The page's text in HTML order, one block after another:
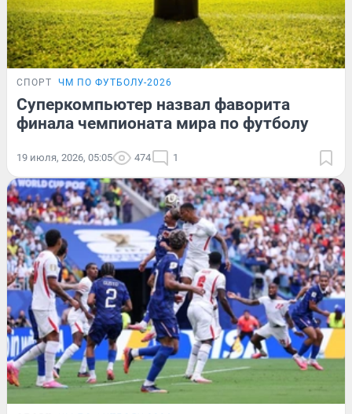
СПОРТ ЧМ ПО ФУТБОЛУ-2026
Суперкомпьютер назвал фаворита
финала чемпионата мира по футболу
19 июля, 2026, 05:05 474 1